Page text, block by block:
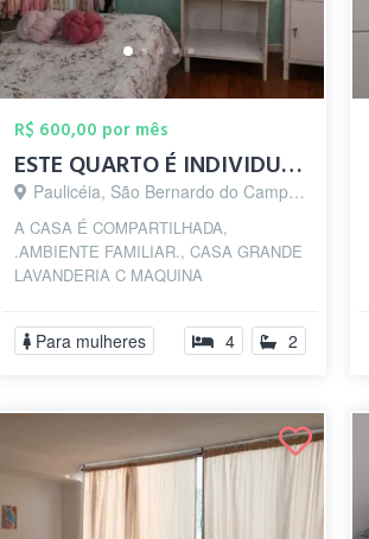
R$ 600,00 por mês
ESTE QUARTO É INDIVIDUAL P MOÇAS
Paulicéia, São Bernardo do Campo - SP
A CASA É COMPARTILHADA,
.AMBIENTE FAMILIAR., CASA GRANDE
LAVANDERIA C MAQUINA
c maquina de lavar...tem ...
Para mulheres 4 2